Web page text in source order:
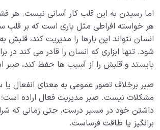
انسان در مرکز آفرینش
دیدار جهان غیب
اما رسیدن به این قلب کار آسانی نیست. هر
هر خواسته افراطی مثل باری است که بر قلب
انسان نتواند این بارها را مدیریت کند، قلبش
شود. تنها ابزاری که انسان را قادر می کند در
بایستد و قلبش را از آسیب ها حفظ کند، صبر
صبر برخلاف تصور عمومی به معنای انفعال یا
مشکلات نیست. صبر مدیریت فعال اراده است؛
داشتن خود در مسیر درست، حتی زمانی که
برانگیز یا طاقت فرساست.